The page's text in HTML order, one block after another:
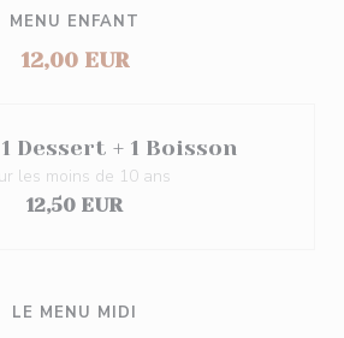
MENU ENFANT
12,00 EUR
Dessert + 1 Boisson
les moins de 10 ans
12,50 EUR
LE MENU MIDI